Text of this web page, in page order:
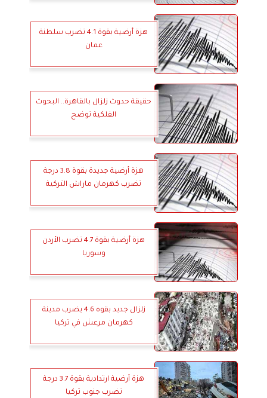
هزة أرضية بقوة 4.1 تضرب سلطنة
عمان
حقيقة حدوث زلزال بالقاهرة.. البحوث
الفلكية توضح
هزة أرضية جديدة بقوة 3.8 درجة
تضرب كهرمان ماراش التركية
هزة أرضية بقوة 4.7 تضرب الأردن
وسوريا
زلزال جديد بقوه 4.6 يضرب مدينة
كهرمان مرعش في تركيا
هزة أرضية ارتدادية بقوة 3.7 درجة
تضرب جنوب تركيا